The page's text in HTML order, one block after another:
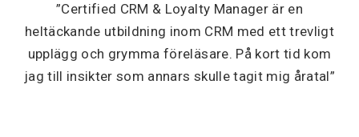
”Certified CRM & Loyalty Manager är en
heltäckande utbildning inom CRM med ett trevligt
upplägg och grymma föreläsare. På kort tid kom
jag till insikter som annars skulle tagit mig åratal”